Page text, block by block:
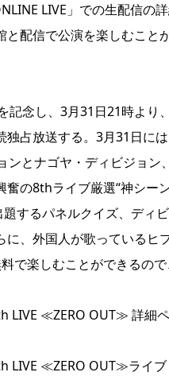
LIVE」での生配信の
配信で公演を楽しむこと
記念し、3月31日21時よ
占放送する。3月31日に
ンとナゴヤ・ディビジョ
の8thライブ厳選“神シー
するパネルクイズ、ディ
、外国人が歌っているヒ
で楽しむことができるの
LIVE ≪ZERO OUT≫ 詳細
LIVE ≪ZERO OUT≫ライ